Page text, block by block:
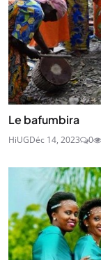
Le bafumbira
HiUGDéc 14, 2023 0